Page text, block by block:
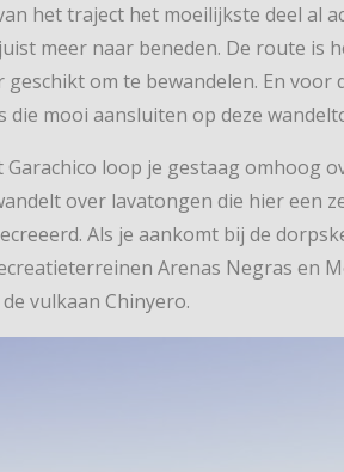
het traject het moeilijkste deel al
meer naar beneden. De route is
om te bewandelen. En voor
die mooi aansluiten op deze
loop je gestaag omhoog
over lavatongen die hier een
Als je aankomt bij de
Arenas Negras en
vulkaan Chinyero.